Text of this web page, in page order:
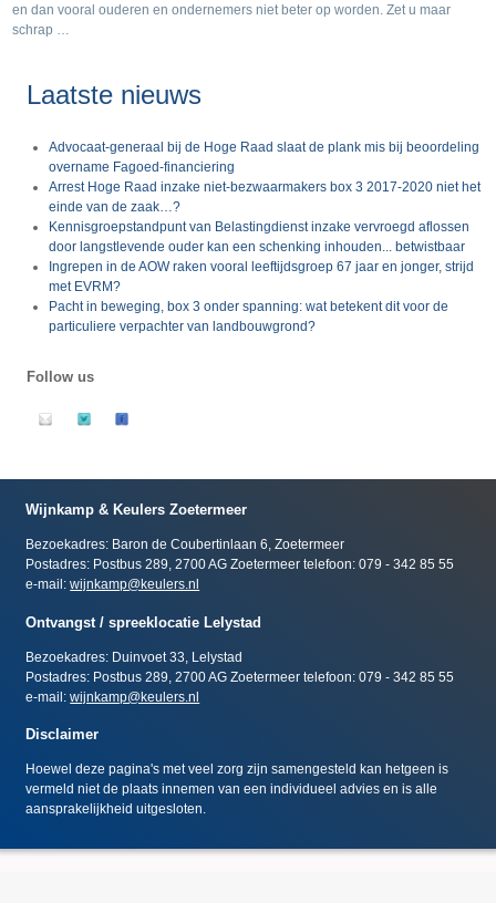
en dan vooral ouderen en ondernemers niet beter op worden. Zet u maar
schrap …
Laatste nieuws
Advocaat-generaal bij de Hoge Raad slaat de plank mis bij beoordeling
overname Fagoed-financiering
Arrest Hoge Raad inzake niet-bezwaarmakers box 3 2017-2020 niet het
einde van de zaak…?
Kennisgroepstandpunt van Belastingdienst inzake vervroegd aflossen
door langstlevende ouder kan een schenking inhouden... betwistbaar
Ingrepen in de AOW raken vooral leeftijdsgroep 67 jaar en jonger, strijd
met EVRM?
Pacht in beweging, box 3 onder spanning: wat betekent dit voor de
particuliere verpachter van landbouwgrond?
Follow us
Wijnkamp & Keulers Zoetermeer
Bezoekadres: Baron de Coubertinlaan 6, Zoetermeer
Postadres: Postbus 289, 2700 AG Zoetermeer telefoon: 079 - 342 85 55
e-mail:wijnkamp@keulers.nl
Ontvangst / spreeklocatie Lelystad
Bezoekadres: Duinvoet 33, Lelystad
Postadres: Postbus 289, 2700 AG Zoetermeer telefoon: 079 - 342 85 55
e-mail:wijnkamp@keulers.nl
Disclaimer
Hoewel deze pagina's met veel zorg zijn samengesteld kan hetgeen is
vermeld niet de plaats innemen van een individueel advies en is alle
aansprakelijkheid uitgesloten.